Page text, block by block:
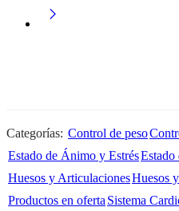
Categorías: Control de peso
Estado de Ánimo y EstrésEstado
Huesos y ArticulacionesHuesos
Productos en oferta Sistema